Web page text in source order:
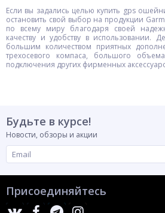
Если вы задались целью купить gps
остановить свой выбор на продукции
по всему миру благодаря своей
качеству и удобству в использовании.
большим количеством приятных
трехосевого компаса, большого
подключения других фирменных
Будьте в курсе!
Новости, обзоры и акции
Присоединяйтесь